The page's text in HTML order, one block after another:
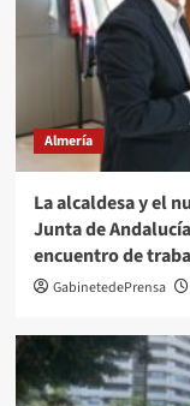
Almería
La alcaldesa y el
Junta de
encuentro de
GabinetedePrensa